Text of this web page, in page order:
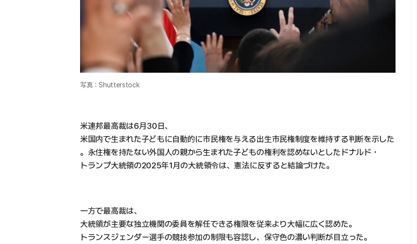
写真：Shutterstock
米連邦最高裁は6月30日、
米国内で生まれた子どもに自動的に市民権を与える出生市民権制度を維持する判断を示した
。永住権を持たない外国人の親から生まれた子どもの権利を認めないとしたドナルド・
トランプ大統領の2025年1月の大統領令は、憲法に反すると結論づけた。
一方で最高裁は、
大統領が主要な独立機関の委員を解任できる権限を従来より大幅に広く認めた。
トランスジェンダー選手の競技参加の制限も容認し、保守色の濃い判断が目立った。